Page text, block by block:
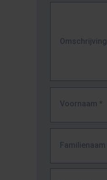
Omschrijving
Voornaam *
Familienaam